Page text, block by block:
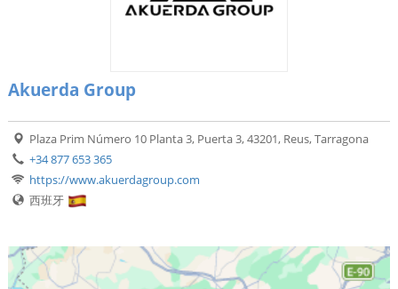
Akuerda Group
Plaza Prim Número 10 Planta 3, Puerta 3, 43201, Reus, Tarragona
+34 877 653 365
https://www.akuerdagroup.com
西班牙